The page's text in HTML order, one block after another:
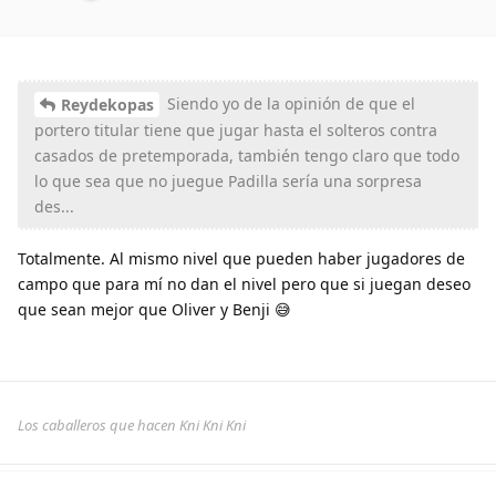
Reydekopas
Siendo yo de la opinión de que el
portero titular tiene que jugar hasta el solteros contra
casados de pretemporada, también tengo claro que todo
lo que sea que no juegue Padilla sería una sorpresa
des...
Totalmente. Al mismo nivel que pueden haber jugadores de
campo que para mí no dan el nivel pero que si juegan deseo
que sean mejor que Oliver y Benji 😅
Los caballeros que hacen Kni Kni Kni